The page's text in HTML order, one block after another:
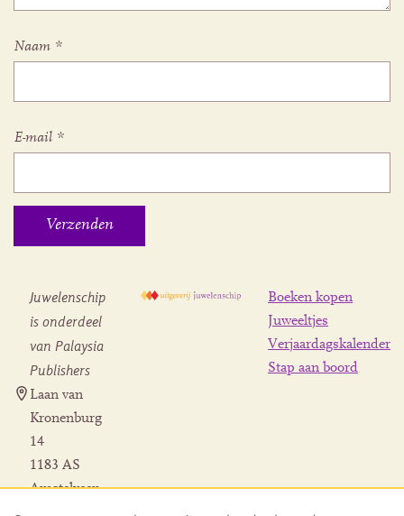
Naam *
E-mail *
Juwelenschip
is onderdeel
van Palaysia
Publishers
Laan van
Kronenburg
14
1183 AS
Amstelveen
Boeken kopen
Juweeltjes
Verjaardagskalender
Stap aan boord